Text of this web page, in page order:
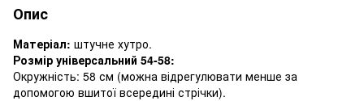
Опис
Матеріал: штучне хутро.
Розмір універсальний 54-58:
Окружність: 58 см (можна відрегулювати менше за
допомогою вшитої всередині стрічки).